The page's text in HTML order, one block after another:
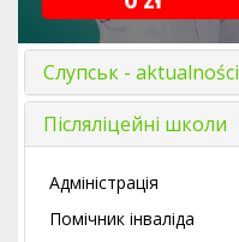
Слупськ - aktualności
Післяліцейні школи
Адміністрація
Помічник інваліда